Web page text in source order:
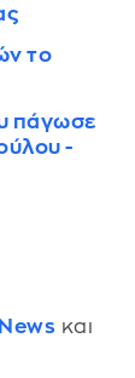
το
πάγωσε
-
και